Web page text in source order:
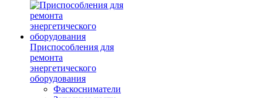
Приспособления для
ремонта
энергетического
оборудования
Фаскосниматели